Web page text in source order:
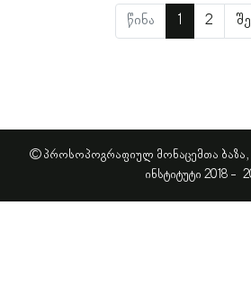
წინა
1 2
© პროსოპოგრაფიულ მონაცემთა ბაზა,
ინსტიტუტი 2018 -